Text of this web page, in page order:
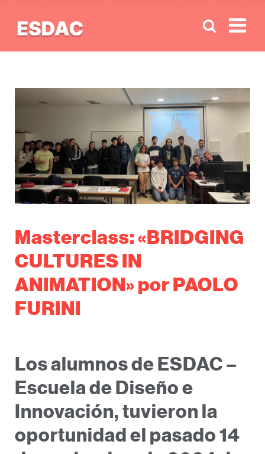
Masterclass: «BRIDGING
CULTURES IN
ANIMATION» por PAOLO
FURINI
Los alumnos de ESDAC –
Escuela de Diseño e
Innovación, tuvieron la
oportunidad el pasado 14